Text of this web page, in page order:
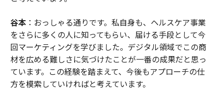
谷本：おっしゃる通りです。私自身も、ヘルスケア事業
をさらに多くの人に知ってもらい、届ける手段として今
回マーケティングを学びました。デジタル領域でこの商
材を広める難しさに気づけたことが一番の成果だと思っ
ています。この経験を踏まえて、今後もアプローチの仕
方を模索していければと考えています。